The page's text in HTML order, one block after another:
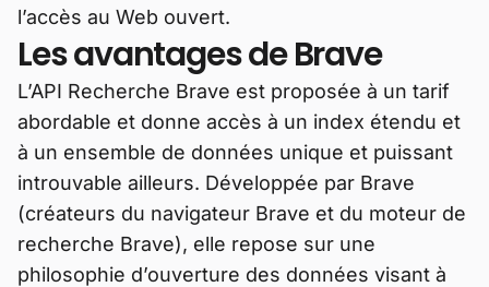
l’accès au Web ouvert.
Les avantages de Brave
L’API Recherche Brave est proposée à un tarif
abordable et donne accès à un index étendu et
à un ensemble de données unique et puissant
introuvable ailleurs. Développée par Brave
(créateurs du navigateur Brave et du moteur de
recherche Brave), elle repose sur une
philosophie d’ouverture des données visant à